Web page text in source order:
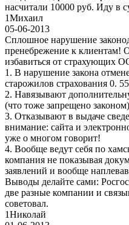
насчитали 10000 руб. Иду в
1Михаил
05-06-2013
Сплошное нарушение
пренебрежение к клиентам!
избавиться от страхующих
1. В нарушение закона
старожилов страхования 0.
2. Навязывают
(что тоже запрещено
3. Отказывают в выдаче
внимание: сайта и
уже о многом говорит!
4. Вообще ведут себя по
компания не показывая
заявлений и вообще
Выводы делайте сами:
две разные компании и
советовал.
1Николай